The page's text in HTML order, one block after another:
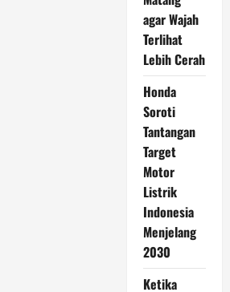
agar Wajah
Terlihat
Lebih Cerah
Honda
Soroti
Tantangan
Target
Motor
Listrik
Indonesia
Menjelang
2030
Ketika